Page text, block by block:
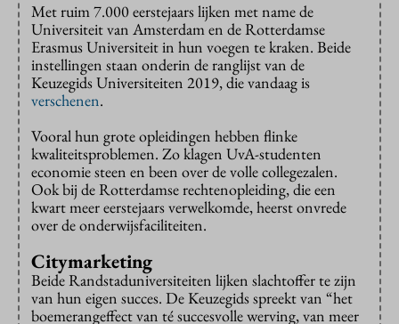
Met ruim 7.000 eerstejaars lijken met name de
Universiteit van Amsterdam en de Rotterdamse
Erasmus Universiteit in hun voegen te kraken. Beide
instellingen staan onderin de ranglijst van de
Keuzegids Universiteiten 2019, die vandaag is
verschenen.
Vooral hun grote opleidingen hebben flinke
kwaliteitsproblemen. Zo klagen UvA-studenten
economie steen en been over de volle collegezalen.
Ook bij de Rotterdamse rechtenopleiding, die een
kwart meer eerstejaars verwelkomde, heerst onvrede
over de onderwijsfaciliteiten.
Citymarketing
Beide Randstaduniversiteiten lijken slachtoffer te zijn
van hun eigen succes. De Keuzegids spreekt van “het
boemerangeffect van té succesvolle werving, van meer